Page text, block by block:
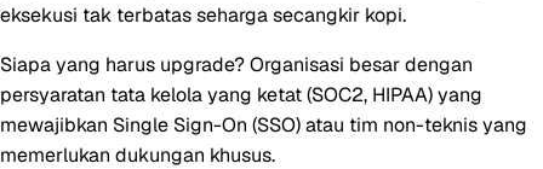
eksekusi tak terbatas seharga secangkir kopi.
Siapa yang harus upgrade?Organisasi besar dengan
persyaratan tata kelola yang ketat (SOC2, HIPAA) yang
mewajibkan Single Sign-On (SSO) atau tim non-teknis yang
memerlukan dukungan khusus.